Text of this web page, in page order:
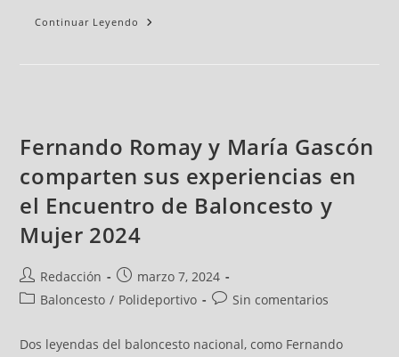
Continuar Leyendo
Fernando Romay y María Gascón
comparten sus experiencias en
el Encuentro de Baloncesto y
Mujer 2024
Redacción
marzo 7, 2024
Baloncesto / Polideportivo Sin comentarios
Dos leyendas del baloncesto nacional, como Fernando